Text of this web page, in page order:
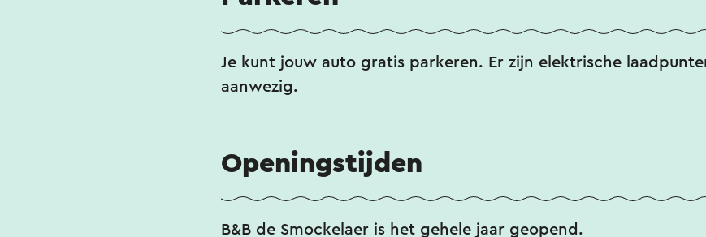
Je kunt jouw auto gratis parkeren. Er zijn elektrische
aanwezig.
Openingstijden
B&B de Smockelaer is het gehele jaar geopend.